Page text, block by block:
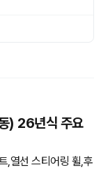
) 26년식 주요
,열선 스티어링 휠,후